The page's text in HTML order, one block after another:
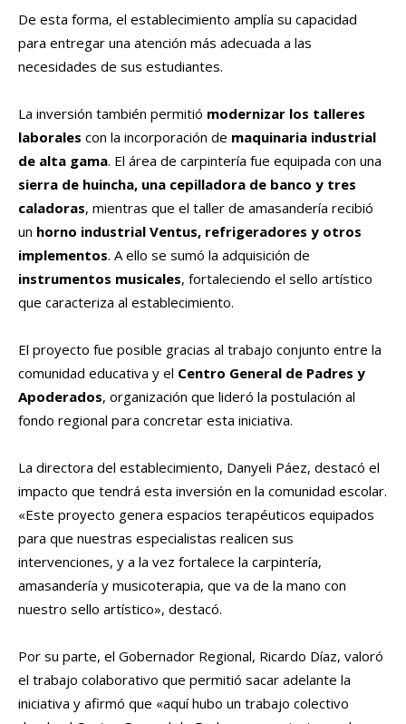
De esta forma, el establecimiento amplía su capacidad
para entregar una atención más adecuada a las
necesidades de sus estudiantes.
La inversión también permitió modernizar los talleres
laborales con la incorporación de maquinaria industrial
de alta gama. El área de carpintería fue equipada con una
sierra de huincha, una cepilladora de banco y tres
caladoras, mientras que el taller de amasandería recibió
un horno industrial Ventus, refrigeradores y otros
implementos. A ello se sumó la adquisición de
instrumentos musicales, fortaleciendo el sello artístico
que caracteriza al establecimiento.
El proyecto fue posible gracias al trabajo conjunto entre la
comunidad educativa y el Centro General de Padres y
Apoderados, organización que lideró la postulación al
fondo regional para concretar esta iniciativa.
La directora del establecimiento, Danyeli Páez, destacó el
impacto que tendrá esta inversión en la comunidad escolar.
«Este proyecto genera espacios terapéuticos equipados
para que nuestras especialistas realicen sus
intervenciones, y a la vez fortalece la carpintería,
amasandería y musicoterapia, que va de la mano con
nuestro sello artístico», destacó.
Por su parte, el Gobernador Regional, Ricardo Díaz, valoró
el trabajo colaborativo que permitió sacar adelante la
iniciativa y afirmó que «aquí hubo un trabajo colectivo